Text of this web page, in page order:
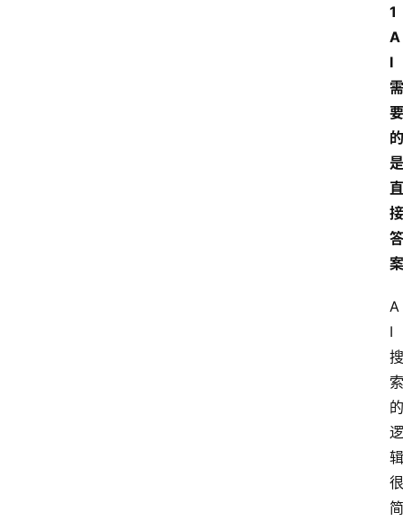
1
A
I
需
要
的
是
直
接
答
案
A
I
搜
索
的
逻
辑
很
简